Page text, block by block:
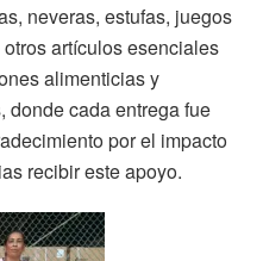
neveras, estufas, juegos
artículos esenciales
alimenticias y
donde cada entrega fue
por el impacto
recibir este apoyo.